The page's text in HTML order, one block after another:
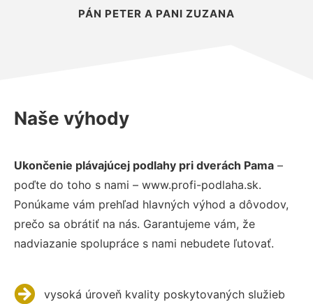
PÁN PETER A PANI ZUZANA
Naše výhody
Ukončenie plávajúcej podlahy pri dverách Pama –
poďte do toho s nami – www.profi-podlaha.sk.
Ponúkame vám prehľad hlavných výhod a dôvodov,
prečo sa obrátiť na nás. Garantujeme vám, že
nadviazanie spolupráce s nami nebudete ľutovať.
vysoká úroveň kvality poskytovaných služieb